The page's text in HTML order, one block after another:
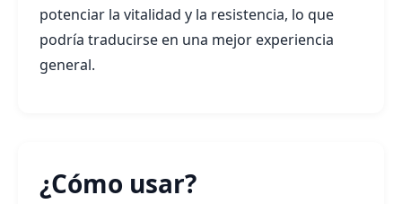
potenciar la vitalidad y la resistencia, lo que
podría traducirse en una mejor experiencia
general.
¿Cómo usar?